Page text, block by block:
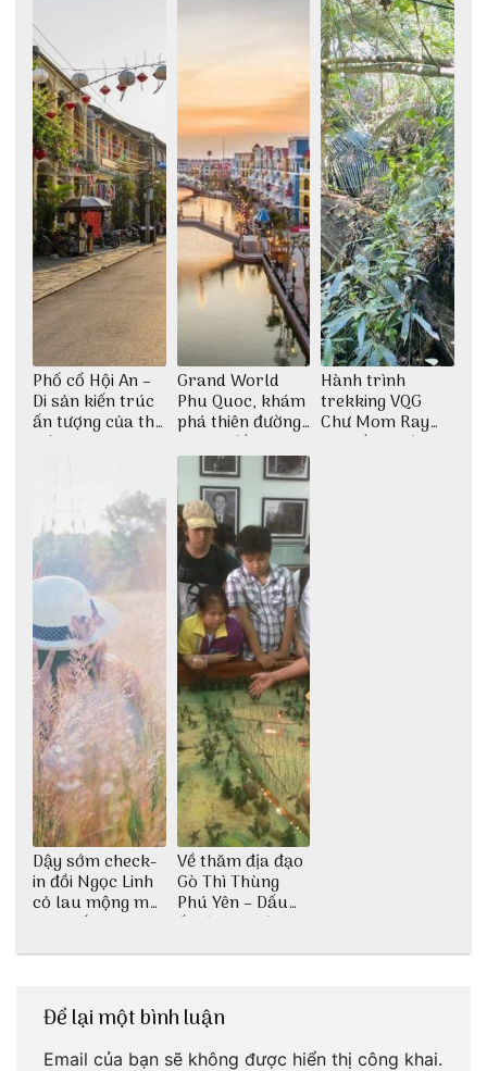
Phố cổ Hội An –
Di sản kiến trúc
ấn tượng của thế
giới
Grand World
Phu Quoc, khám
phá thiên đường
giải trí đầy sôi
động
Hành trình
trekking VQG
Chư Mom Ray
tìm về núi rừng
Dậy sớm check-
in đồi Ngọc Linh
cỏ lau mộng mơ
tại Huế nè bạn
Về thăm địa đạo
Gò Thì Thùng
Phú Yên – Dấu
ấn lịch sử còn
Để lại một bình luận
Email của bạn sẽ không được hiển thị công khai.